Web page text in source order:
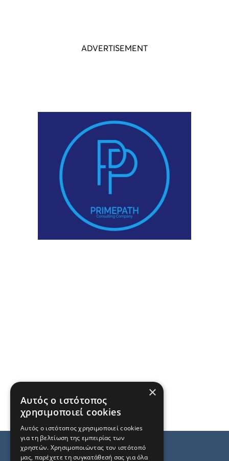
×
Αυτός ο ιστότοπος
χρησιμοποιεί cookies
Αυτός ο ιστότοπος χρησιμοποιεί cookies
για τη βελτίωση της εμπειρίας των
χρηστών. Χρησιμοποιώντας τον ιστότοπό
μας, παρέχετε τη συγκατάθεσή σας για όλα